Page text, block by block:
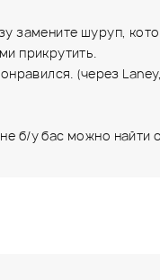
замените шуруп,
прикрутить.
(через
б/у бас можно найти